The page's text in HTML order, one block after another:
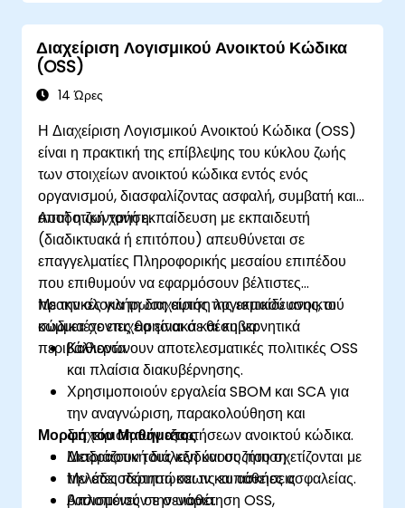
διαδικασίες, τεχνολογία)
Ενσωματώστε τις απαιτήσεις ασφάλειας
πληροφοριών σε συμβάσεις και
δραστηριότητες τρίτων μερών / προμηθευτών
ικανότητα ανίχνευσης, διερεύνησης,
ανταπόκρισης και ανάκαμψης από περιστατικά
ασφάλειας πληροφοριών ώστε να
ελαχιστοποιηθεί ο επιχειρηματικός αντίκτυπος
πληροφοριών που απαιτούν εις βάθος
κατανόηση της διαχείρισης ασφάλειας
πληροφοριών, συμπεριλαμβανομένων: CISO,
CIO, CSO, υπεύθυνοι προστασίας
προσωπικών δεδομένων, διαχειριστές
συμμόρφωσης, προσωπικό BCP / DR,
εκτελεστικά και επιχειρησιακά στελέχη
υπεύθυνα για λειτουργίες διασφάλισης
Διαχείριση Λογισμικού Ανοικτού Κώδικα
(OSS)
14 Ώρες
Η Διαχείριση Λογισμικού Ανοικτού Κώδικα (OSS)
είναι η πρακτική της επίβλεψης του κύκλου ζωής
των στοιχείων ανοικτού κώδικα εντός ενός
οργανισμού, διασφαλίζοντας ασφαλή, συμβατή και
αποδοτική χρήση.
Αυτή η ζωντανή εκπαίδευση με εκπαιδευτή
(διαδικτυακά ή επιτόπου) απευθύνεται σε
επαγγελματίες Πληροφορικής μεσαίου επιπέδου
που επιθυμούν να εφαρμόσουν βέλτιστες
πρακτικές για τη διαχείριση λογισμικού ανοικτού
κώδικα σε επιχειρησιακά και κυβερνητικά
περιβάλλοντα.
Με την ολοκλήρωση αυτής της εκπαίδευσης, οι
συμμετέχοντες θα είναι σε θέση να:
Καθιερώνουν αποτελεσματικές πολιτικές OSS
και πλαίσια διακυβέρνησης.
Χρησιμοποιούν εργαλεία SBOM και SCA για
την αναγνώριση, παρακολούθηση και
διαχείριση των εξαρτήσεων ανοικτού κώδικα.
Μετριάζουν τους κινδύνους που σχετίζονται με
την αδειοδότηση και τις ευπάθειες ασφαλείας.
Απλοποιούν την υιοθέτηση OSS,
Μορφή του Μαθήματος
Διαδραστική διάλεξη και συζήτηση.
Μελέτες περιπτώσεων και ασκήσεις
βασισμένες σε σενάρια.